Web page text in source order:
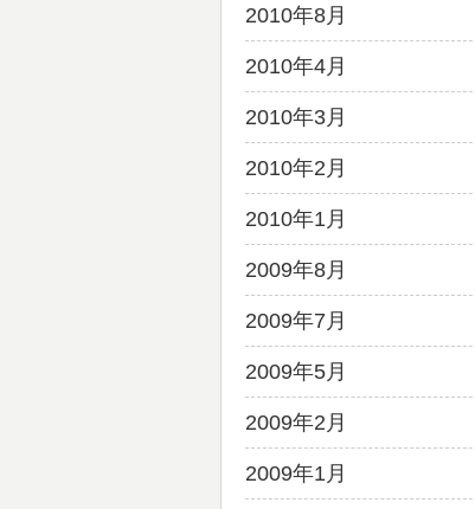
2010年8月
2010年4月
2010年3月
2010年2月
2010年1月
2009年8月
2009年7月
2009年5月
2009年2月
2009年1月